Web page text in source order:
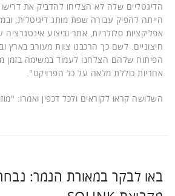
הדיגטליים שלה לא הצליחו להדביק את
אפליקציות סלולריות, אתר וביצוע
חיצוניים. לשם כך הרכבנו צוות מעורב בארץ
הפיתוח שלהם הצלחנו לעמוד במשימה בזמן
אחריות כוללת מלאה על כל הפרויקט".
השלושה קראו לקוראים ולכל דכפין ואמרו:
באו לבקר במאורת הנמר: